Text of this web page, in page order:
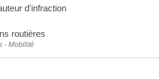
d'infraction
routières
- Mobilité